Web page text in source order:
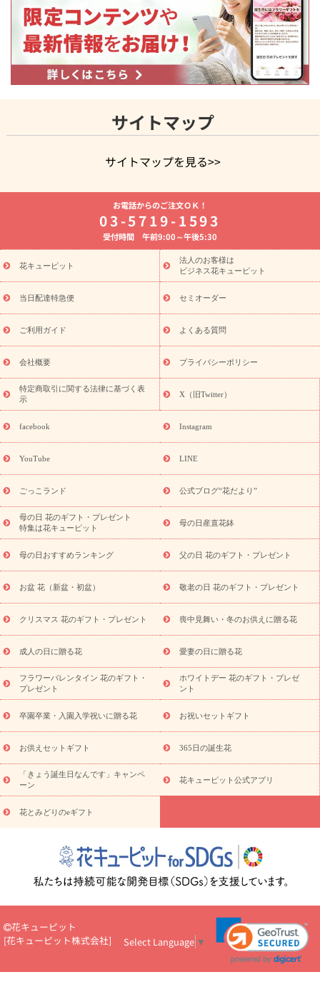
サイトマップ
サイトマップを見る>>
よく贈られる花
お祝いの花特集
誕生日フラワーギフト特集
8月の誕生花(トルコキキョウ)
開店・開業祝い
お供え・お悔やみ お供え・お悔やみの花
通夜・葬儀に贈る花 胡蝶蘭・花鉢
ーブドフラワー
季節のイベント
ひまわり ギフト・プレゼント
特集
お盆 花（新盆・初盆） 季節のイベント
お盆 花（新
盆・初盆）
お盆 花（新盆・初盆）
お盆・お供え 花とセットギ
フト
お盆・お供え プリザーブドフラワー
ひまわり ギフト・プ
レゼント特集
夏の花贈り・お中元・暑中見舞い 花のギフト特集
敬老の日におくる花ギフト・プレゼント特集
花ギフト・プレゼント特集
敬老の日 花のおすすめランキング
敬
老の日 花鉢植えのギフト・プレゼント特集
敬老の日 花とセットギ
フト・プレゼント特集
敬老の日の花 全てのギフト一覧
キャン
ペーン
映画『ウォーターガーディアンズ』コラボキャンペーン
「きょう誕生日なんです」キャンペーン
誕生日の花を探す
誕生日フラワーギフト 誕生日フラワーギフト特集
(トルコキキョウ)
9月の誕生花(リンドウ)
ら探す
お祝いの花特集 当日配達特急便 お祝い商品一覧
念日
結婚祝い 出産祝い 退院祝い・快気祝い
寿祝い
プチギフト ペットのお祝いフラワー
供え・お悔やみ商品一覧
お供え・お悔やみの花
四十九日法要以
お供え プリザーブドフラワー
ペットのお供えフラワー
お盆（新
盆・初盆）
その他 お祝い返し お見舞い
お取り寄せギフト
ビジネス用
ご自宅用 観葉植物 ミディ胡蝶蘭
プリザーブ
ドフラワー
スタイルから探す アレンジメント 花束
スタ
ンド花
お祝い お供え・お悔やみ 胡蝶蘭 胡蝶蘭・花鉢
ディ胡蝶蘭・お祝い
ミディ胡蝶蘭・お供え
世界初の青色胡蝶蘭
観葉植物
観葉植物 産直多肉植物
プリザーブドフラワー
お祝い
お供え・お悔やみ 花とセットギフト
セミオーダー
プチギフト（hanamore -ハナモア-）
花とみどりのeギフト
キューピットのeGfit
カラー ピンク イエローオレンジ
レッ
ド
お花の種類 トルコキキョウ
お祝い お祝い・3000円～ お祝い・4000円～
お祝い・
5000円～
お祝い・7000円～ お祝い・ 10000円～
お供え・お
悔やみ
円～
お供え・お悔やみ・
いのマナー
定年退職祝いのマナー
お祝いを贈るときのマナー・
花キューピットのお祝いコラム一覧
誕生日のお花を「色
彩心理学」で選ぶ方法
結婚祝いの予算相場
出産祝いお役立ち情
ール
新築引っ越し祝いコラム お祝い花のマナー総まとめ
職
場上司や先輩へ贈るお祝い花の正解は？
開店祝いの花 選び方ガイ
お供えを贈るときのマナー・ルール
花キューピットのお供え・
お電話からのご注文ＯＫ！
03-5719-1593
受付時間 午前9:00～午後5:30
花キューピット
法人のお客様は
ビジネス花キューピット
当日配達特急便 セミオーダー
ご利用ガイド よくある質問
会社概要 プライバシーポリシー
特定商取引に関する法律に基づく表
示
X（旧Twitter）
facebook Instagram
YouTube LINE
ごっこランド 公式ブログ“花だより”
母の日 花のギフト・プレゼント
特集は花キューピット
母の日産直花鉢
母の日おすすめランキング 父の日 花のギフト・プレゼント
お盆 花（新盆・初盆） 敬老の日 花のギフト・プレゼント
クリスマス 花のギフト・プレゼント 喪中見舞い・冬のお供えに贈る花
成人の日に贈る花 愛妻の日に贈る花
フラワーバレンタイン 花のギフト・
プレゼント
ホワイトデー 花のギフト・プレゼ
ント
卒園卒業・入園入学祝いに贈る花 お祝いセットギフト
お供えセットギフト 365日の誕生花
「きょう誕生日なんです」キャンペ
ーン
花キューピット公式アプリ
花とみどりのeギフト
花キューピット
[花キューピット株式会社] Select Language ▼